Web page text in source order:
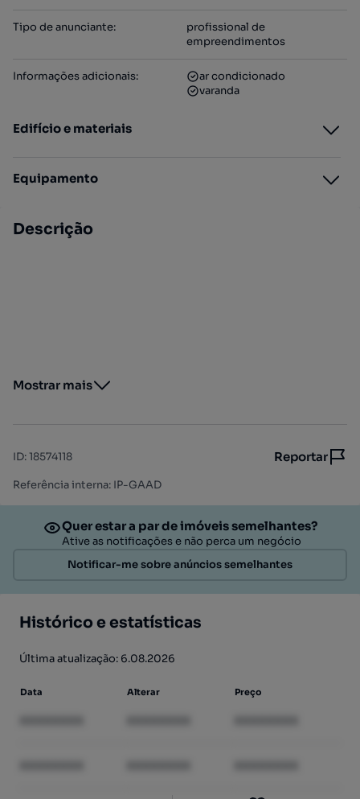
Tipo de anunciante:
profissional de
empreendimentos
Informações adicionais:
ar condicionado
varanda
Edifício e materiais
Equipamento
Descrição
Mostrar mais
ID:18574118 Reportar
Referência interna: IP-GAAD
Quer estar a par de imóveis semelhantes?
Ative as notificações e não perca um negócio
Notificar-me sobre anúncios semelhantes
Histórico e estatísticas
Última atualização: 6.08.2026
Data Alterar Preço